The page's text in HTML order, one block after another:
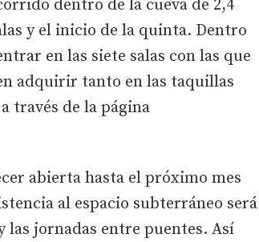
dentro de la cueva de 2,4
y el inicio de la quinta. Dentro
en las siete salas con las que
adquirir tanto en las taquillas
través de la página
abierta hasta el próximo mes
al espacio subterráneo será
las jornadas entre puentes. Así